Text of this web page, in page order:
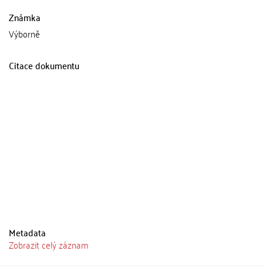
Známka
Výborně
Citace dokumentu
Metadata
Zobrazit celý záznam